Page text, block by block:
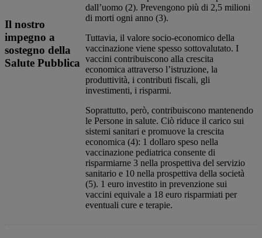
Il nostro
impegno a
sostegno della
Salute Pubblica
dall’uomo (2). Prevengono più di 2,5 milioni
di morti ogni anno (3). ​
Tuttavia, il valore socio-economico della
vaccinazione viene spesso sottovalutato. I
vaccini contribuiscono alla crescita
economica attraverso l’istruzione, la
produttività, i contributi fiscali, gli
investimenti, i risparmi. ​
Soprattutto, però, contribuiscono mantenendo
le Persone in salute. Ciò riduce il carico sui
sistemi sanitari e promuove la crescita
economica (4): 1 dollaro speso nella
vaccinazione pediatrica consente di
risparmiarne 3 nella prospettiva del servizio
sanitario e 10 nella prospettiva della società
(5). 1 euro investito in prevenzione sui
vaccini equivale a 18 euro risparmiati per
eventuali cure e terapie.